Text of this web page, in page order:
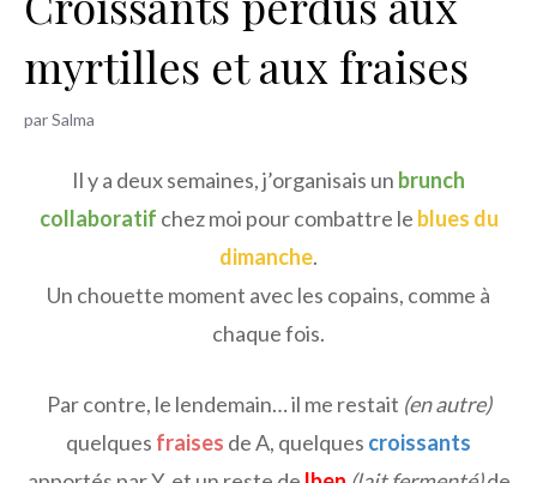
h
r
myrtilles et aux fraises
parSalma
Il y a deux semaines, j’organisais un brunch
collaboratif chez moi pour combattre le blues du
dimanche.
Un chouette moment avec les copains, comme à
chaque fois.
Par contre, le lendemain… il me restait (en autre)
quelques fraises de A, quelques croissants